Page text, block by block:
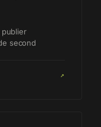
publier
second
↗